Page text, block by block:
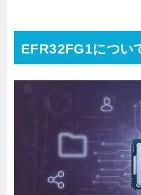
EFR32FG1につい